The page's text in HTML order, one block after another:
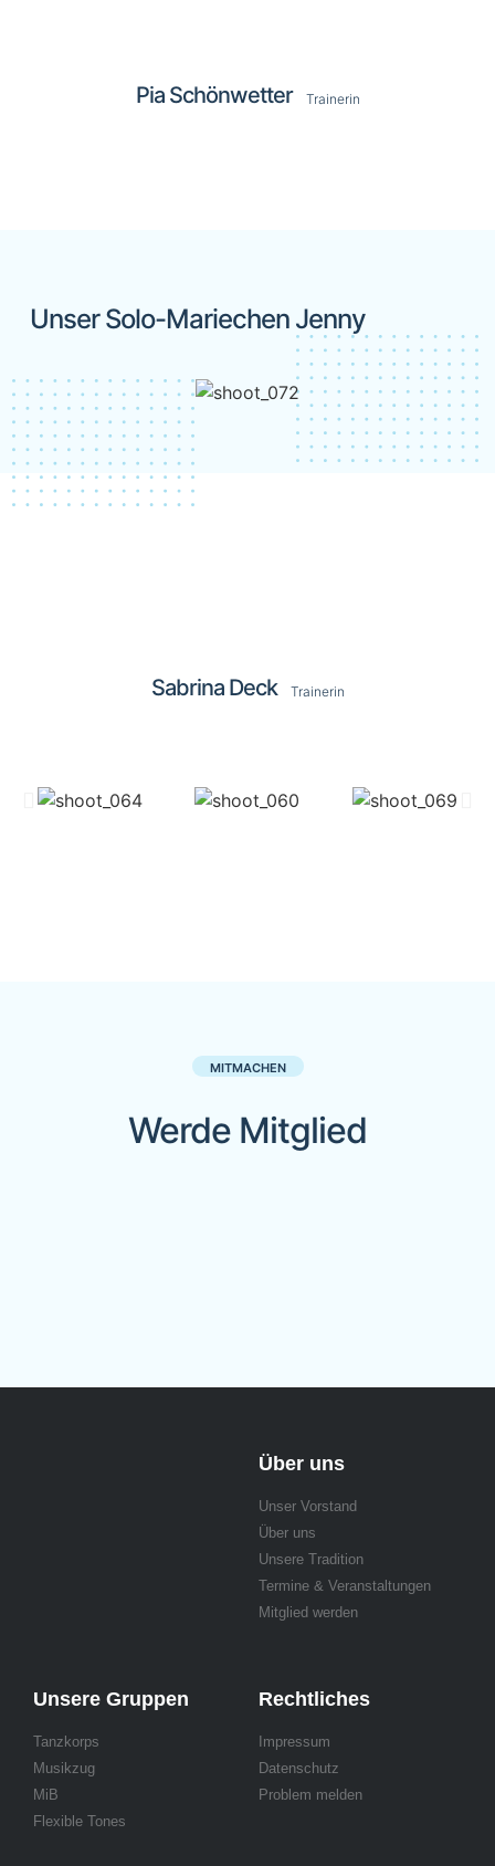
Pia Schönwetter Trainerin
Unser Solo-Mariechen Jenny
Sabrina Deck Trainerin
MITMACHEN
Werde Mitglied
Über uns
Unser Vorstand
Über uns
Unsere Tradition
Termine & Veranstaltungen
Mitglied werden
Unsere Gruppen
Tanzkorps
Musikzug
MiB
Flexible Tones
Rechtliches
Impressum
Datenschutz
Problem melden